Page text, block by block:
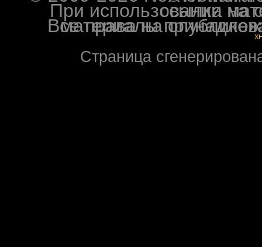
При использовании
Все права на опубликованные на форуме
Страница